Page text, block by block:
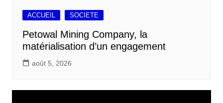
ACCUEIL SOCIETE
Petowal Mining Company, la
matérialisation d’un engagement
août 5, 2026